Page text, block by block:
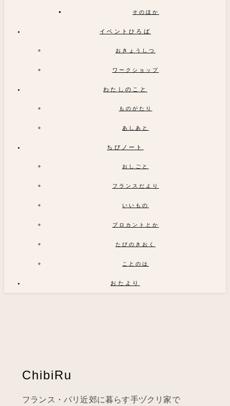
そのほか
イベントひろば
おきょうしつ
ワークショップ
わたしのこと
ものがたり
あしあと
ちびノート
おしごと
フランスだより
いいもの
ブロカントとか
たびのきおく
ことのは
おたより
ChibiRu
フランス・パリ近郊に暮らす手ヅクリ家で